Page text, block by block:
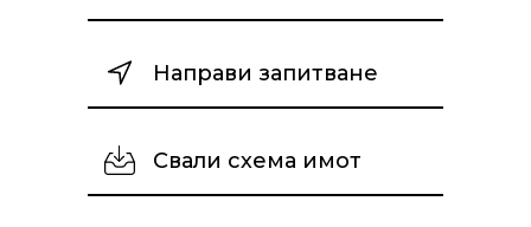
Направи запитване
Свали схема имот